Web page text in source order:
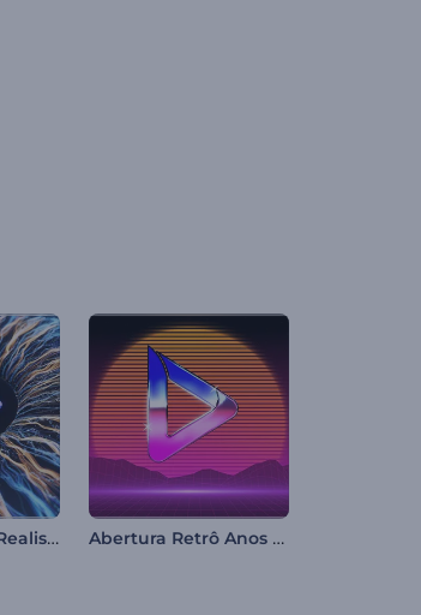
Intro com Olho Realista Abertura Retrô Anos 80